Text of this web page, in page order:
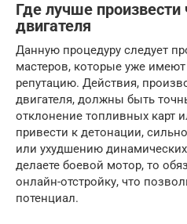
Где лучше произвести
двигателя
Данную процедуру следует
мастеров, которые уже
репутацию. Действия,
двигателя, должны быть
отклонение топливных карт
привести к детонации,
или ухудшению
делаете боевой мотор, то
онлайн-отстройку, что
потенциал.